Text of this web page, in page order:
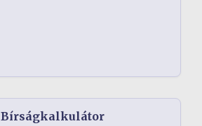
Bírságkalkulátor